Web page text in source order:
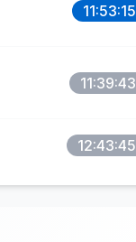
11:53:15
11:39:43
12:43:45